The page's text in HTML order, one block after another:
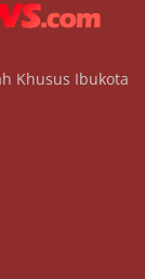
Khusus Ibukota